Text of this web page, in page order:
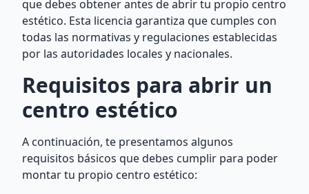
que debes obtener antes de abrir tu propio centro
estético. Esta licencia garantiza que cumples con
todas las normativas y regulaciones establecidas
por las autoridades locales y nacionales.
Requisitos para abrir un
centro estético
A continuación, te presentamos algunos
requisitos básicos que debes cumplir para poder
montar tu propio centro estético: